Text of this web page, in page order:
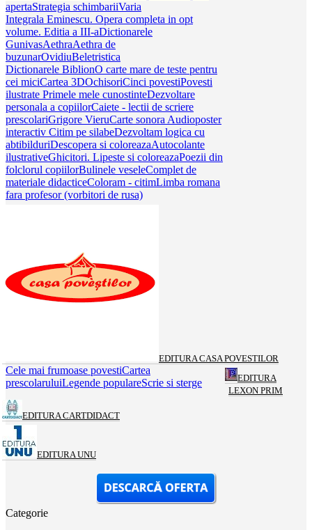
apertaStrategia schimbariiVaria
Integrala Eminescu. Opera completa in opt
volume. Editia a III-aDictionarele
GunivasAethraAethra de
buzunarOvidiuBeletristica
Dictionarele BiblionO carte mare de teste pentru
cei miciCartea 3DOchisoriCinci povestiPovesti
ilustrate Primele mele cunostinteDezvoltare
personala a copiilorCaiete - lectii de scriere
prescolariGrigore VieruCarte sonora Audioposter
interactiv Citim pe silabeDezvoltam logica cu
abtibilduriDescopera si coloreazaAutocolante
ilustrativeGhicitori. Lipeste si coloreazaPoezii din
folclorul copiilorBulinele veseleComplet de
materiale didacticeColoram - citimLimba romana
fara profesor (vorbitori de rusa)
EDITURA CASA POVESTILOR
Cele mai frumoase povestiCartea
prescolaruluiLegende populareScrie si sterge
EDITURA
LEXON PRIM
EDITURA CARTDIDACT
EDITURA UNU
Categorie